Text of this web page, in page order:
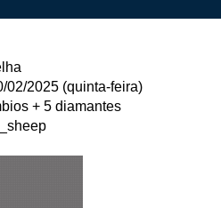
02/2025 (quinta-feira)
+ 5 diamantes